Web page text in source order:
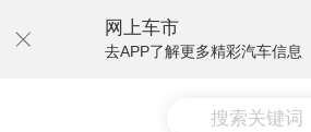
网上车市
去APP了解更多精彩汽车信息
搜索关键词